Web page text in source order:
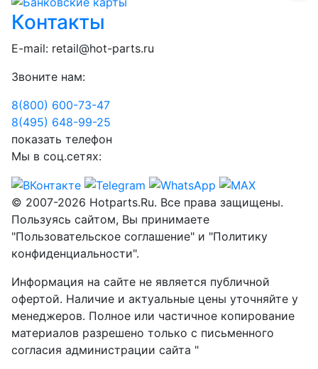
Контакты
E-mail: retail@hot-parts.ru
Звоните нам:
8(800) 600-73-47
8(495) 648-99-25
показать телефон
Мы в соц.сетях:
© 2007-2026 Hotparts.Ru. Все права защищены.
Пользуясь сайтом, Вы принимаете
"Пользовательское соглашение" и "Политику
конфиденциальности".
Информация на сайте не является публичной
офертой. Наличие и актуальные цены уточняйте у
менеджеров. Полное или частичное копирование
материалов разрешено только с письменного
согласия администрации сайта "